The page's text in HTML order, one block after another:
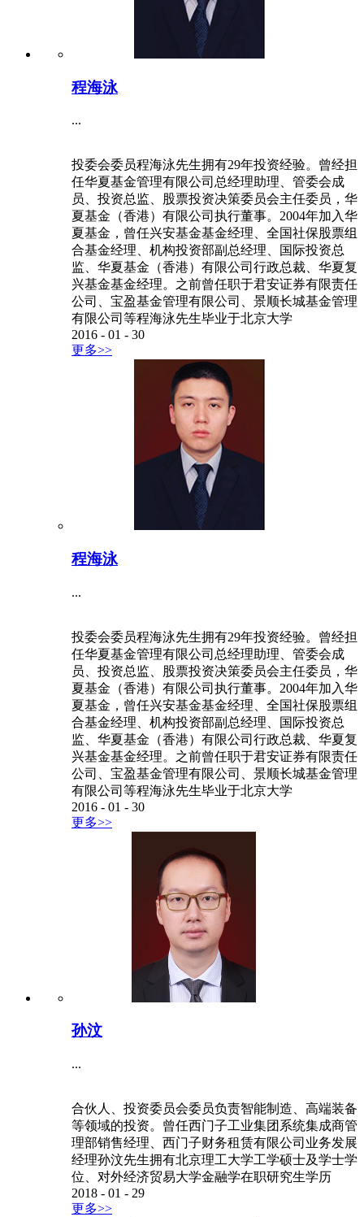
程海泳
...
投委会委员程海泳先生拥有29年投资经验。曾经担
任华夏基金管理有限公司总经理助理、管委会成
员、投资总监、股票投资决策委员会主任委员，华
夏基金（香港）有限公司执行董事。2004年加入华
夏基金，曾任兴安基金基金经理、全国社保股票组
合基金经理、机构投资部副总经理、国际投资总
监、华夏基金（香港）有限公司行政总裁、华夏复
兴基金基金经理。之前曾任职于君安证券有限责任
公司、宝盈基金管理有限公司、景顺长城基金管理
有限公司等程海泳先生毕业于北京大学
2016 - 01 - 30
更多>>
程海泳
...
投委会委员程海泳先生拥有29年投资经验。曾经担
任华夏基金管理有限公司总经理助理、管委会成
员、投资总监、股票投资决策委员会主任委员，华
夏基金（香港）有限公司执行董事。2004年加入华
夏基金，曾任兴安基金基金经理、全国社保股票组
合基金经理、机构投资部副总经理、国际投资总
监、华夏基金（香港）有限公司行政总裁、华夏复
兴基金基金经理。之前曾任职于君安证券有限责任
公司、宝盈基金管理有限公司、景顺长城基金管理
有限公司等程海泳先生毕业于北京大学
2016 - 01 - 30
更多>>
孙汶
...
合伙人、投资委员会委员负责智能制造、高端装备
等领域的投资。曾任西门子工业集团系统集成商管
理部销售经理、西门子财务租赁有限公司业务发展
经理孙汶先生拥有北京理工大学工学硕士及学士学
位、对外经济贸易大学金融学在职研究生学历
2018 - 01 - 29
更多>>